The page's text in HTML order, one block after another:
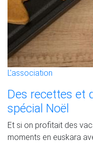
L'association
Des recettes et
spécial Noël
Et si on profitait des
moments en euskara